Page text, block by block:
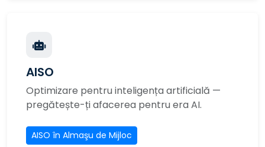
AISO
Optimizare pentru inteligența artificială —
pregătește-ți afacerea pentru era AI.
AISO în Almaşu de Mijloc